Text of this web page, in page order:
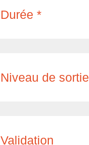
Durée *
Niveau de sortie
Validation